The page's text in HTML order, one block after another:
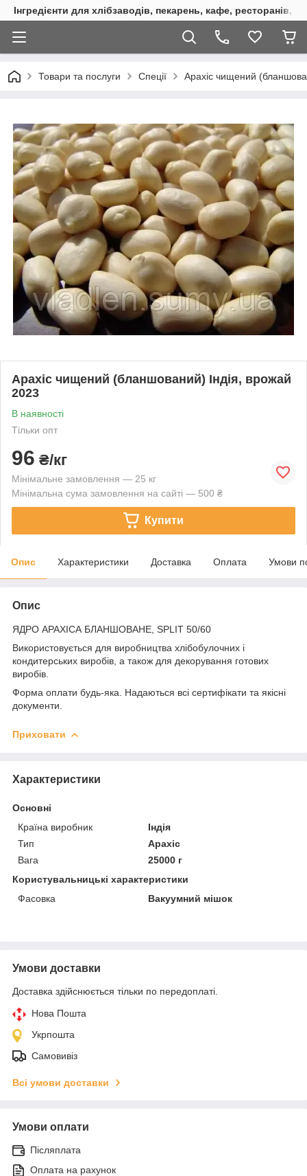
Інгредієнти для хлібзаводів, пекарень, кафе, ресторанів,
Товари та послуги Спеції Арахіс чищений
Арахіс чищений (бланшований) Індія, врожай
2023
В наявності
Тільки опт
96 ₴/кг
Мінімальне замовлення — 25 кг
Мінімальна сума замовлення на сайті — 500 ₴
Купити
Опис Характеристики Доставка Оплата Умови
Опис
ЯДРО АРАХІСА БЛАНШОВАНЕ, SPLIT 50/60
Використовується для виробництва хлібобулочних і
кондитерських виробів, а також для декорування готових
виробів.
Форма оплати будь-яка. Надаються всі сертифікати та якісні
документи.
Приховати
Характеристики
Основні
Країна виробник
Індія
Тип
Арахіс
Вага
25000 г
Користувальницькі характеристики
Фасовка
Вакуумний мішок
Умови доставки
Доставка здійснюється тільки по передоплаті.
Нова Пошта
Укрпошта
Самовивіз
Всі умови доставки
Умови оплати
Післяплата
Оплата на рахунок